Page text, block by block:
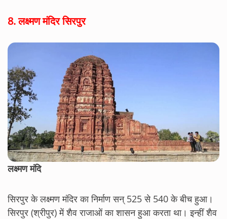
8.लक्ष्मण मंदिर सिरपुर
लक्ष्मण मंदि
सिरपुर के लक्ष्मण मंदिर का निर्माण सन् 525 से 540 के बीच हुआ।
सिरपुर (श्रीपुर) में शैव राजाओं का शासन हुआ करता था। इन्हीं शैव